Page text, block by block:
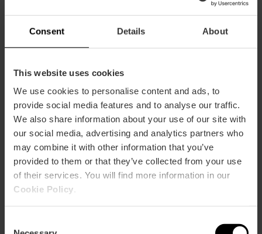
Consent Details About
This website uses cookies
We use cookies to personalise content and ads, to
provide social media features and to analyse our traffic.
We also share information about your use of our site with
our social media, advertising and analytics partners who
may combine it with other information that you’ve
provided to them or that they’ve collected from your use
of their services. You will find more information in our
Cookie Policy
18h55. : Ruzafa A
20h40. : Pla del Reial-Benimaclet
22h40. : Canyamelar-Grau-Nazaret
00h10. : La Xerea
OFFRANDE – RUE SAN VICENTE
15h30. : Patraix